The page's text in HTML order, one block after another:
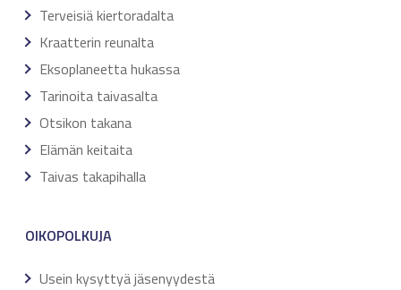
Terveisiä kiertoradalta
Kraatterin reunalta
Eksoplaneetta hukassa
Tarinoita taivasalta
Otsikon takana
Elämän keitaita
Taivas takapihalla
OIKOPOLKUJA
Usein kysyttyä jäsenyydestä